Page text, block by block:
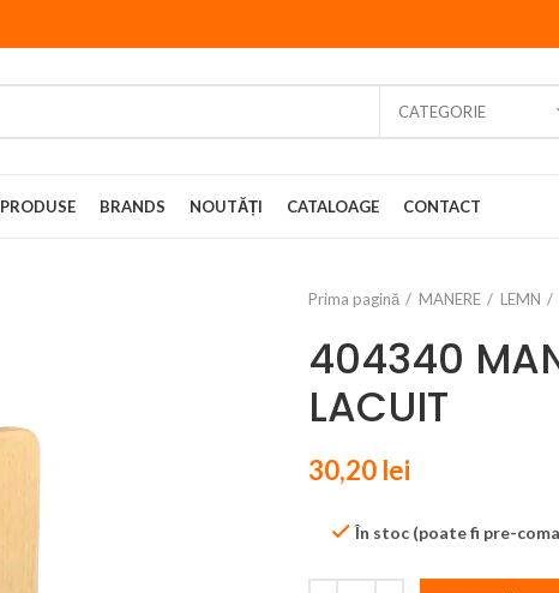
CATEGORIE
PRODUSE BRANDS NOUTĂȚI CATALOAGE CONTACT
Prima pagină MANERE LEMN
404340
LACUIT
30,20 lei
În stoc (poate fi pre-